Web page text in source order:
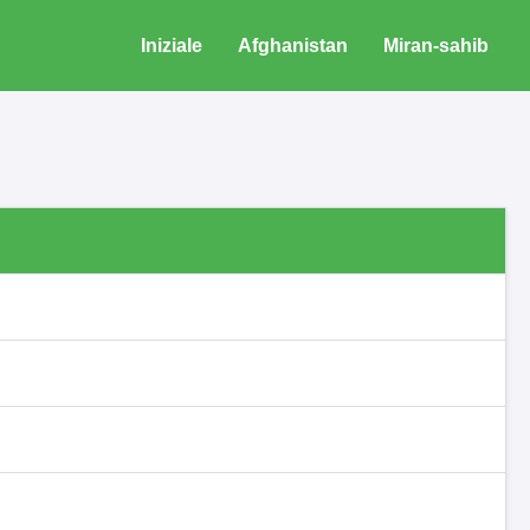
Iniziale Afghanistan Miran-sahib